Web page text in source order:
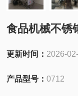
食品机械不锈
更新时间： 2026-
产品型号：0712